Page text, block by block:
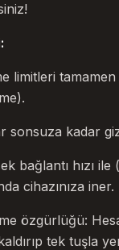
limitleri
sonsuza kadar
bağlantı hızı ile
cihazınıza iner.
özgürlüğü:
tek tuşla